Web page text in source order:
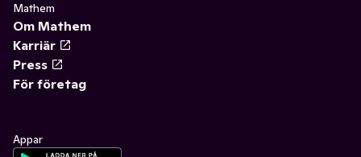
Mathem
Om Mathem
Karriär
Press
För företag
Appar